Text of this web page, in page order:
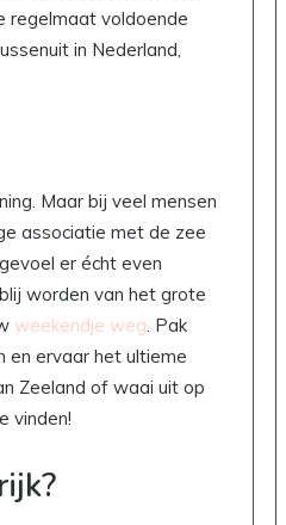
regelmaat voldoende
in Nederland,
Maar bij veel mensen
associatie met de zee
er écht even
worden van het grote
weekendje weg. Pak
en ervaar het ultieme
Zeeland of waai uit op
vinden!